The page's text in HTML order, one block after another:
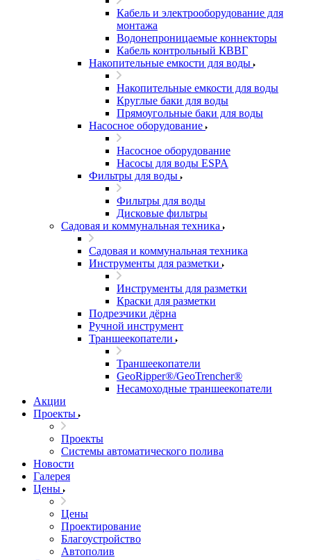
Кабель и электрооборудование для
монтажа
Водонепроницаемые коннекторы
Кабель контрольный КВВГ
Накопительные емкости для воды
Накопительные емкости для воды
Круглые баки для воды
Прямоугольные баки для воды
Насосное оборудование
Насосное оборудование
Насосы для воды ESPA
Фильтры для воды
Фильтры для воды
Дисковые фильтры
Садовая и коммунальная техника
Садовая и коммунальная техника
Инструменты для разметки
Инструменты для разметки
Краски для разметки
Подрезчики дёрна
Ручной инструмент
Траншеекопатели
Траншеекопатели
GeoRipper®/GeoTrencher®
Несамоходные траншеекопатели
Акции
Проекты
Проекты
Системы автоматического полива
Новости
Галерея
Цены
Цены
Проектирование
Благоустройство
Автополив